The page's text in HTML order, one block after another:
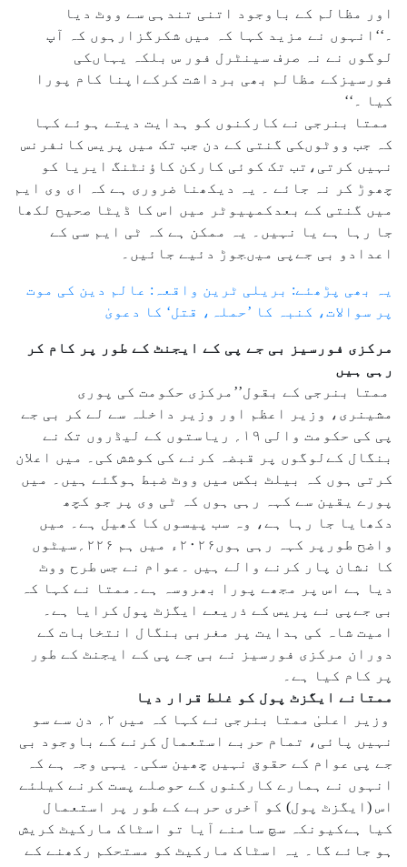
اور مظالم کے باوجود اتنی تندہی سے ووٹ دیا
۔‘‘انہوں نے مزید کہا کہ میں شکرگزارہوں کہ آپ
لوگوں نے نہ صرف سینٹرل فور س بلکہ یہاںکی
فورسیزکے مظالم بھی برداشت کرکےاپنا کام پورا
کیا ۔‘‘
ممتا بنرجی نے کارکنوں کو ہدایت دیتے ہوئے کہا
کہ جب ووٹوںکی گنتی کے دن جب تک میں پریس کانفرنس
نہیں کرتی،تب تک کوئی کارکن کاؤنٹنگ ایریا کو
چھوڑ کر نہ جائے ۔ یہ دیکھنا ضروری ہے کہ ای وی ایم
میں گنتی کے بعدکمپیوٹر میں اس کا ڈیٹا صحیح لکھا
جا رہا ہے یا نہیں۔ یہ ممکن ہے کہ ٹی ایم سی کے
اعدادو بی جےپی میںجوڑ دئیے جائیں۔
یہ بھی پڑھئے: بریلی ٹرین واقعہ: عالم دین کی موت
پر سوالات، کنبہ کا ’حملہ، قتل‘ کا دعویٰ
مرکزی فورسیز بی جے پی کے ایجنٹ کے طور پر کام کر
رہی ہیں
ممتا بنرجی کے بقول’’مرکزی حکومت کی پوری
مشینری، وزیر اعظم اور وزیر داخلہ سے لے کر بی جے
پی کی حکومت والی ۱۹؍ ریاستوں کے لیڈروں تک نے
بنگال کےلوگوں پر قبضہ کرنے کی کوشش کی۔ میں اعلان
کرتی ہوں کہ بیلٹ بکس میں ووٹ ضبط ہوگئے ہیں۔ میں
پورے یقین سے کہہ رہی ہوں کہ ٹی وی پر جو کچھ
دکھایا جا رہا ہے، وہ سب پیسوں کا کھیل ہے۔ میں
واضح طورپر کہہ رہی ہوں۲۰۲۶ء میں ہم ۲۲۶؍سیٹوں
کا نشان پار کرنے والے ہیں ۔عوام نے جس طرح ووٹ
دیا ہے اس پر مجھے پورا بھروسہ ہے۔ممتا نے کہا کہ
بی جےپی نے پریس کے ذریعے ایگزٹ پول کرایا ہے۔
امیت شاہ کی ہدایت پر مغربی بنگال انتخابات کے
دوران مرکزی فورسیز نے بی جے پی کے ایجنٹ کے طور
پر کام کیا ہے۔
ممتانے ایگزٹ پول کو غلط قرار دیا
وزیر اعلیٰ ممتا بنرجی نے کہا کہ میں ۲؍ دن سے سو
نہیں پائی، تمام حربے استعمال کرنے کے باوجود بی
جے پی عوام کے حقوق نہیں چھین سکی۔ یہی وجہ ہے کہ
انہوں نے ہمارے کارکنوں کے حوصلے پست کرنے کیلئے
اس (ایگزٹ پول) کو آخری حربے کے طور پر استعمال
کیا ہےکیونکہ سچ سامنے آیا تو اسٹاک مارکیٹ کریش
ہو جائے گا۔ یہ اسٹاک مارکیٹ کو مستحکم رکھنے کے